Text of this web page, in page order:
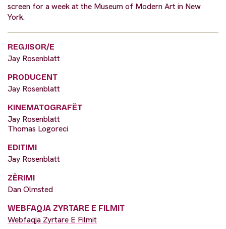
screen for a week at the Museum of Modern Art in New
York.
REGJISOR/E
Jay Rosenblatt
PRODUCENT
Jay Rosenblatt
KINEMATOGRAFËT
Jay Rosenblatt
Thomas Logoreci
EDITIMI
Jay Rosenblatt
ZËRIMI
Dan Olmsted
WEBFAQJA ZYRTARE E FILMIT
Webfaqja Zyrtare E Filmit